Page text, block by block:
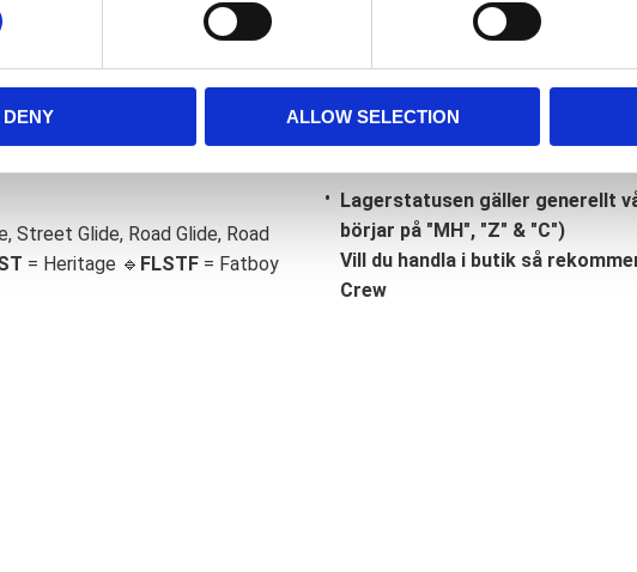
DENY ALLOW SELECTION
Street Glide, Road Glide, Road
= Heritage 🔹 FLSTF = Fatboy
Lagerstatusen gäller generellt
börjar på "MH", "Z" & "C")
Vill du handla i butik så
Crew